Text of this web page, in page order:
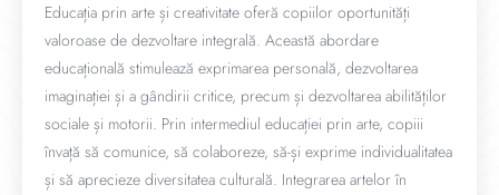
Educația prin arte și creativitate oferă copiilor oportunități
valoroase de dezvoltare integrală. Această abordare
educațională stimulează exprimarea personală, dezvoltarea
imaginației și a gândirii critice, precum și dezvoltarea abilităților
sociale și motorii. Prin intermediul educației prin arte, copiii
învață să comunice, să colaboreze, să-și exprime individualitatea
și să aprecieze diversitatea culturală. Integrarea artelor în